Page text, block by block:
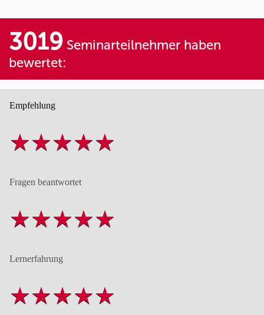
3019 Seminarteilnehmer haben
bewertet:
Empfehlung
Fragen beantwortet
Lernerfahrung